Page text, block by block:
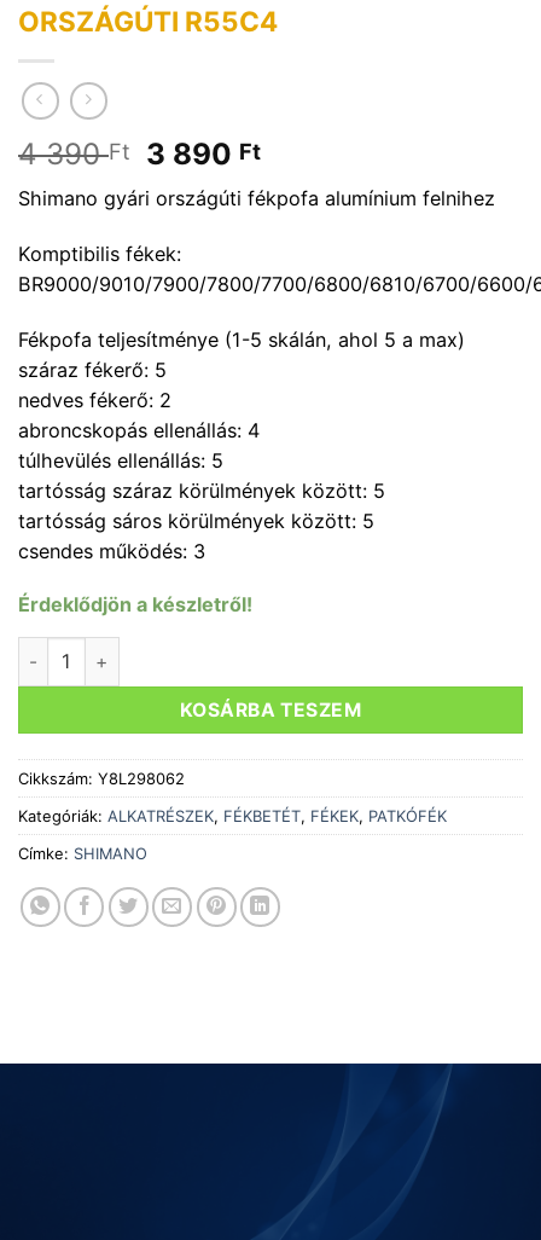
ORSZÁGÚTI R55C4
4 390Ft
Original
price
was:
4
390 Ft.
3 890 FtCurrent
price
is:
890 Ft.
Shimano gyári országúti fékpofa alumínium felnihez
Komptibilis fékek:
BR9000/9010/7900/7800/7700/6800/6810/6700/6600/
Fékpofa teljesítménye (1-5 skálán, ahol 5 a max)
száraz fékerő: 5
nedves fékerő: 2
abroncskopás ellenállás: 4
túlhevülés ellenállás: 5
tartósság száraz körülmények között: 5
tartósság sáros körülmények között: 5
csendes működés: 3
Érdeklődjön a készletről!
FÉKBETÉT GUMI SHIMANO ORSZÁGÚTI R55C4 mennyiség
KOSÁRBA TESZEM
Cikkszám: Y8L298062
Kategóriák: ALKATRÉSZEK, FÉKBETÉT, FÉKEK, PATKÓFÉK
Címke: SHIMANO